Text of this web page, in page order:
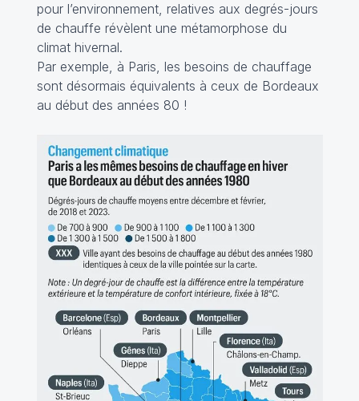
pour l’environnement, relatives aux degrés-jours
de chauffe révèlent une métamorphose du
climat hivernal.
Par exemple, à Paris, les besoins de chauffage
sont désormais équivalents à ceux de Bordeaux
au début des années 80 !